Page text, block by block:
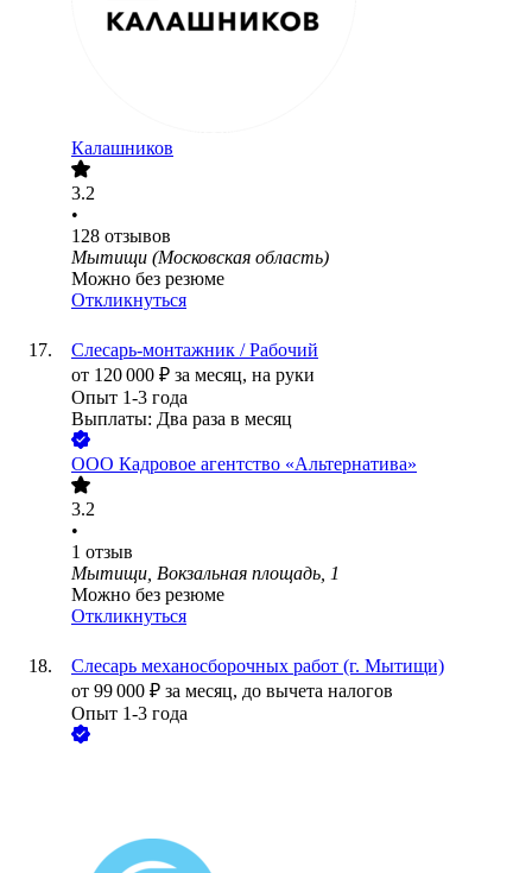
Калашников
3.2
•
128 отзывов
Мытищи (Московская область)
Можно без резюме
Откликнуться
Слесарь-монтажник / Рабочий
от 120 000 ₽ за месяц, на руки
Опыт 1-3 года
Выплаты: Два раза в месяц
ООО Кадровое агентство «Альтернатива»
3.2
•
1 отзыв
Мытищи, Вокзальная площадь, 1
Можно без резюме
Откликнуться
Слесарь механосборочных работ (г. Мытищи)
от 99 000 ₽ за месяц, до вычета налогов
Опыт 1-3 года